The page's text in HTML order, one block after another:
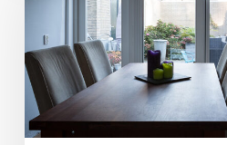
werkt
het